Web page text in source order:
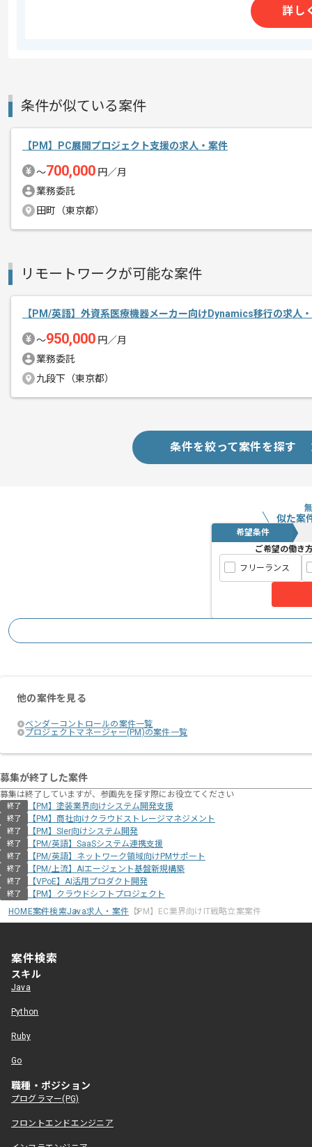
PMとしての実務経験を活かしたい方に
基本的には常駐での作業を見込んでおり
詳し
条件が似ている案件
【PM】PC展開プロジェクト支援の求人・案件
〜700,000 円／月
業務委託
田町（東京都）
リモートワークが可能な案件
【PM/英語】外資系医療機器メーカー向けDynamics移行の求人
〜950,000 円／月
業務委託
九段下（東京都）
条件を絞って案件を探す
似た案
希望条件
ご希望の働き
フリーランス
他の案件を見る
ベンダーコントロールの案件一覧
プロジェクトマネージャー(PM)の案件一覧
募集が終了した案件
募集は終了していますが、参画先を探す際にお役立てください
終了 【PM】塗装業界向けシステム開発支援
終了 【PM】商社向けクラウドストレージマネジメント
終了 【PM】SIer向けシステム開発
終了 【PM/英語】SaaSシステム連携支援
終了 【PM/英語】ネットワーク領域向けPMサポート
終了 【PM/上流】AIエージェント基盤新規構築
終了 【VPoE】AI活用プロダクト開発
終了
【PM】クラウドシフトプロジェクト
HOME案件検索Java求人・案件 【PM】EC業界向けIT戦略立案案件
案件検索
スキル
Java
Python
Ruby
Go
職種・ポジション
プログラマー(PG)
フロントエンドエンジニア